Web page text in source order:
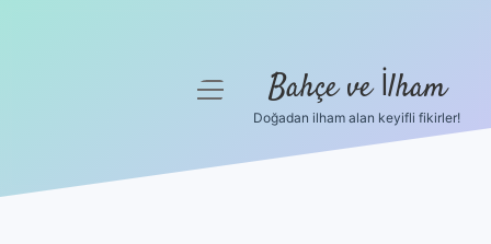
menüyü
Bahçe ve İlham
Doğadan ilham alan keyifli fikirler!